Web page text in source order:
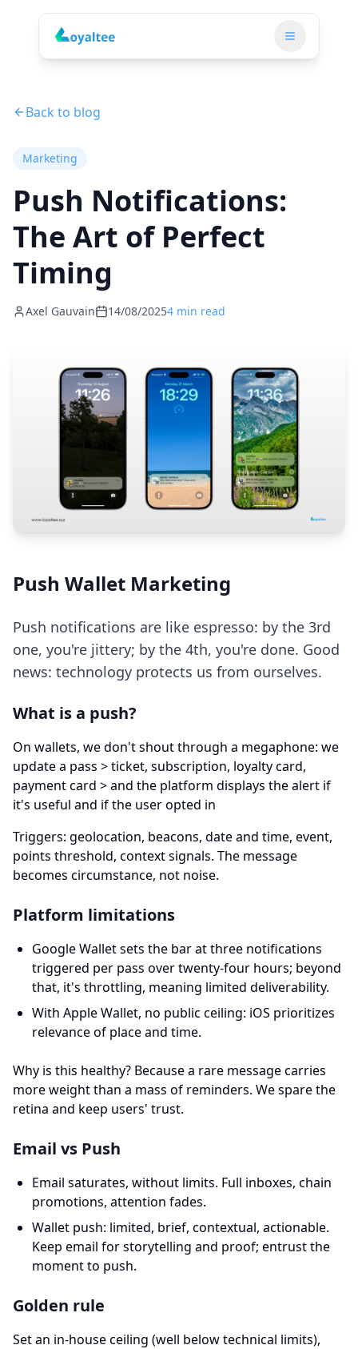
Back to blog
Marketing
Push Notifications:
The Art of Perfect
Timing
Axel Gauvain 14/08/20254 min read
Push Wallet Marketing
Push notifications are like espresso: by the 3rd
one, you're jittery; by the 4th, you're done. Good
news: technology protects us from ourselves.
What is a push?
On wallets, we don't shout through a megaphone: we
update a pass >ticket, subscription, loyalty card,
payment card >and the platform displays the alert if
it's useful and if the user opted in
Triggers: geolocation, beacons, date and time, event,
points threshold, context signals. The message
becomes circumstance, not noise.
Platform limitations
Google Wallet sets the bar at three notifications
triggered per pass over twenty-four hours; beyond
that, it's throttling, meaning limited deliverability.
With Apple Wallet, no public ceiling: iOS prioritizes
relevance of place and time.
Why is this healthy? Because a rare message carries
more weight than a mass of reminders. We spare the
retina and keep users' trust.
Email vs Push
Email saturates, without limits. Full inboxes, chain
promotions, attention fades.
Wallet push: limited, brief, contextual, actionable.
Keep email for storytelling and proof; entrust the
moment to push.
Golden rule
Set an in-house ceiling (well below technical limits),